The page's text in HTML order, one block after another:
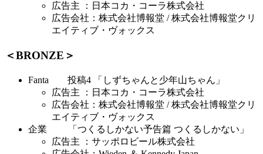
広告主 ：日本コカ・コーラ株式会社
広告会社：株式会社博報堂 / 株式会社博報堂クリ
エイティブ・ヴォックス
＜BRONZE＞
Fanta 投稿4 「しずちゃんと少年山ちゃん」
広告主 ：日本コカ・コーラ株式会社
広告会社：株式会社博報堂 / 株式会社博報堂クリ
エイティブ・ヴォックス
企業 「つくるしかない予告篇 つくるしかない」
広告主 ：サッポロビール株式会社